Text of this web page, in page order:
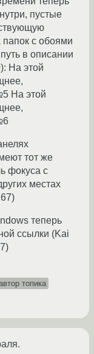
пустые
папок с обоями
в описании
На этой
На этой
тот же
фокуса с
местах
теперь
ссылки (Kai
топика